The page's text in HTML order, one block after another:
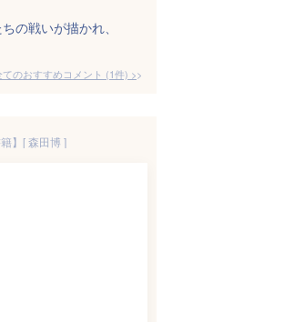
の戦いが描かれ、
てのおすすめコメント (1件) >
】[ 森田博 ]